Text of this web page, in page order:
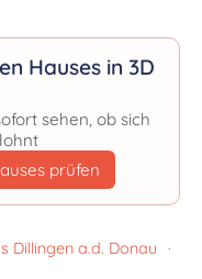
Hauses in 3D
sehen, ob sich
prüfen
Dillingen a.d. Donau
·